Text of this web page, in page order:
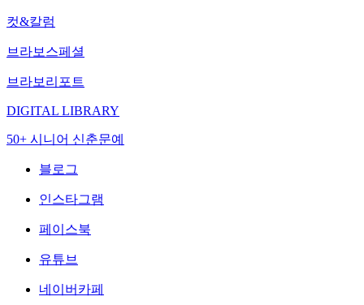
컷&칼럼
브라보스페셜
브라보리포트
DIGITAL LIBRARY
50+ 시니어 신춘문예
블로그
인스타그램
페이스북
유튜브
네이버카페